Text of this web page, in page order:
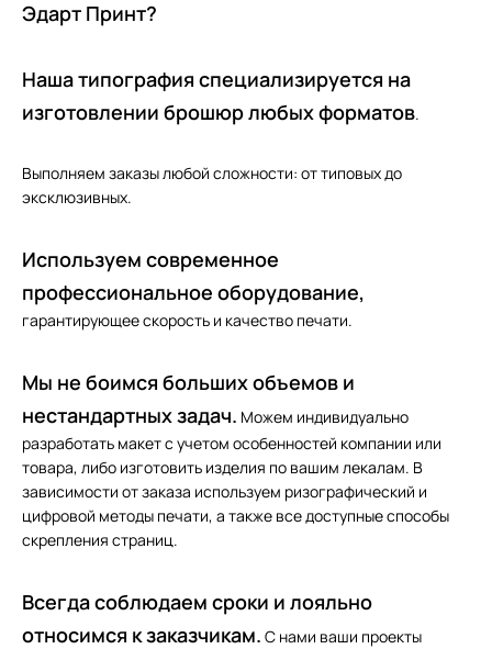
Эдарт Принт?
Наша типография специализируется на
изготовлении брошюр любых форматов.
Выполняем заказы любой сложности: от типовых до
эксклюзивных.
Используем современное
профессиональное оборудование,
гарантирующее скорость и качество печати.
Мы не боимся больших объемов и
нестандартных задач. Можем индивидуально
разработать макет с учетом особенностей компании или
товара, либо изготовить изделия по вашим лекалам. В
зависимости от заказа используем ризографический и
цифровой методы печати, а также все доступные способы
скрепления страниц.
Всегда соблюдаем сроки и лояльно
относимся к заказчикам. С нами ваши проекты